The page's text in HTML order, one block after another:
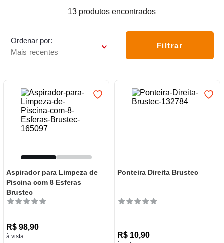
13 produtos
Ordenar por
Mais recentes
Filtrar
Aspirador para Limpeza de
Piscina com 8 Esferas
Brustec
R$ 98,90
à vista
Ponteira Direita Brustec
R$ 10,90